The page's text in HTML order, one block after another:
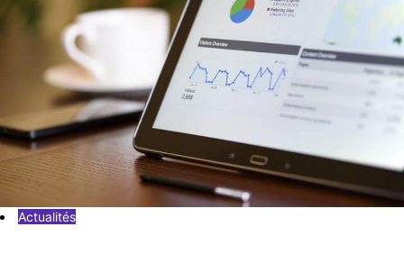
Actualités